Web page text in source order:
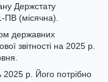
Держстату
ПВ (місячна).
державних
звітності на 2025 р.
2025 р. Його потрібно